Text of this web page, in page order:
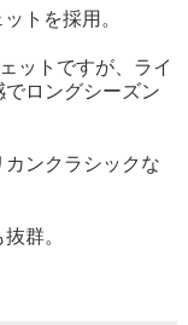
トを採用。
ットですが、ライ
でロングシーズン
ンクラシックな
群。